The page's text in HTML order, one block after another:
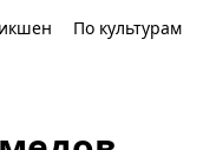
По культурам